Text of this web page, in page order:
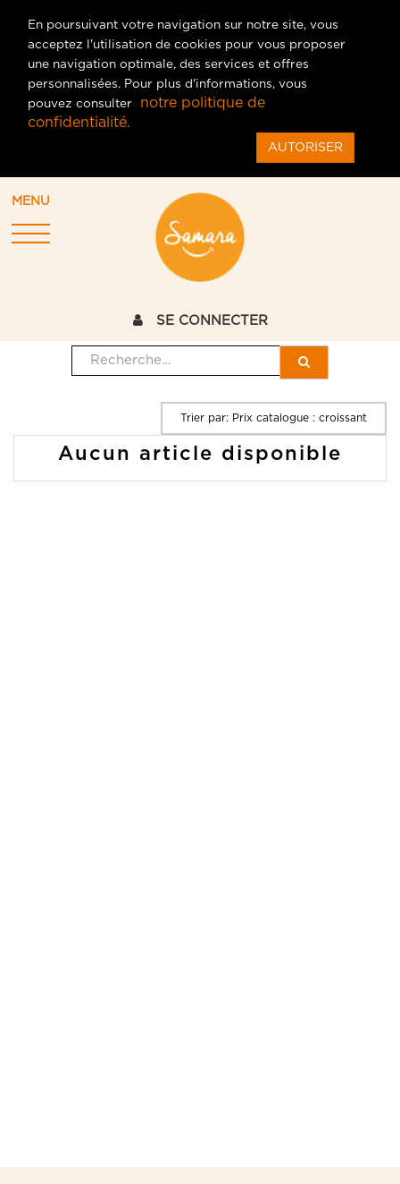
En poursuivant votre navigation sur notre site, vous
acceptez l'utilisation de cookies pour vous proposer
une navigation optimale, des services et offres
personnalisées. Pour plus d'informations, vous
pouvez consulter
notre politique de
confidentialité.
AUTORISER
MENU
SE CONNECTER
Trier par: Prix catalogue : croissant
Aucun article disponible